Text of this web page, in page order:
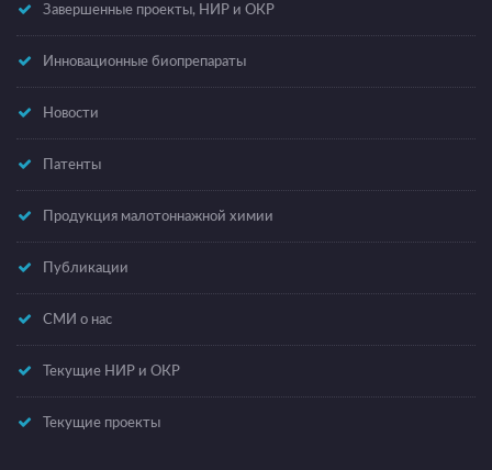
Завершенные проекты, НИР и ОКР
Инновационные биопрепараты
Новости
Патенты
Продукция малотоннажной химии
Публикации
СМИ о нас
Текущие НИР и ОКР
Текущие проекты